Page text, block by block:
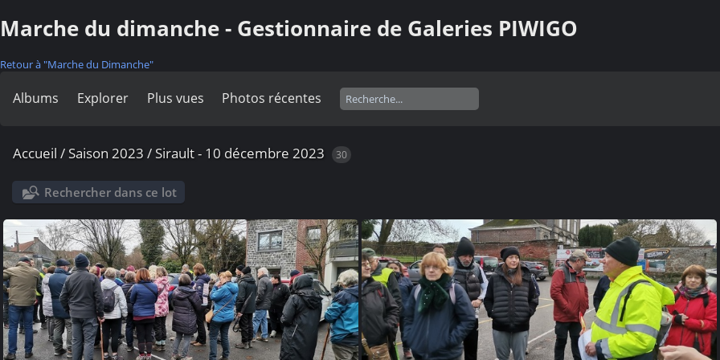
Marche du dimanche - Gestionnaire de Galeries PIWIGO
Retour à "Marche du Dimanche"
Albums Explorer Plus vues Photos récentes
Accueil /Saison 2023 /Sirault - 10 décembre 2023 30
Rechercher dans ce lot